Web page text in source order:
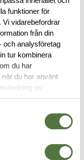
funktioner för
vidarebefordrar
från din
och analysföretag
tur kombinera
du har
du har använt
av
av